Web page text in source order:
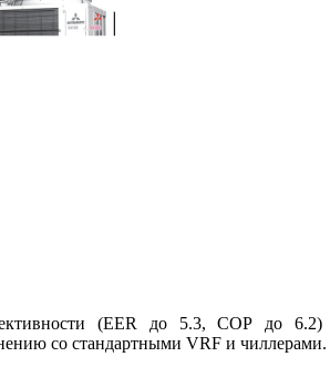
(EER до 5.3, СОР до 6.2)
со стандартными VRF и чиллерами.